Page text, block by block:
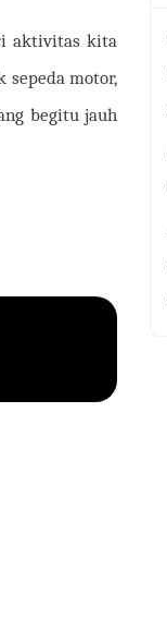
aktivitas kita
sepeda motor,
begitu jauh